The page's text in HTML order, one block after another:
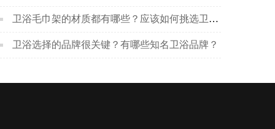
卫浴毛巾架的材质都有哪些？应该如何挑选卫浴毛巾架？
卫浴选择的品牌很关键？有哪些知名卫浴品牌？